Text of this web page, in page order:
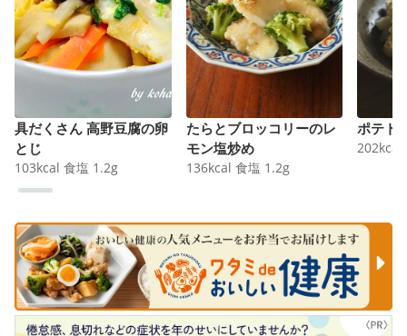
具だくさん 高野豆腐の卵
とじ
103kcal 食塩 1.2g
たらとブロッコリーのレ
モン塩炒め
136kcal 食塩 1.2g
ポテト
202kcal